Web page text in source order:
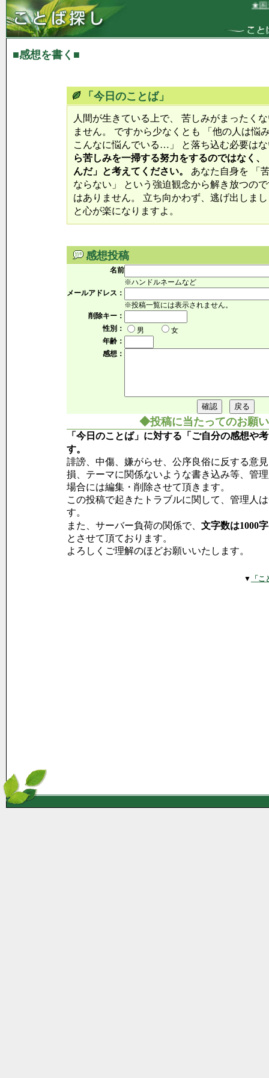
★困難
■感想を書く■
「今日のことば」
人間が生きている上で、 苦しみがまったく
ません。 ですから少なくとも 「他の人は悩
こんなに悩んでいる…」 と落ち込む必要は
ら苦しみを一掃する努力をするのではなく
んだ」と考えてください。
あなた自身を 「
ならない」 という強迫観念から解き放つの
はありません。 立ち向かわず、逃げ出しま
と心が楽になりますよ。
感想投稿
名前
※ハンドルネームなど
メールアドレス：
※投稿一覧には表示されません。
削除キー：
性別：
男
女
年齢：
感想：
◆投稿に当たってのお願
「今日のことば」に対する「ご自分の感想や
す。
誹謗、中傷、嫌がらせ、公序良俗に反する意
損、テーマに関係ないような書き込み等、管
場合には編集・削除させて頂きます。
この投稿で起きたトラブルに関して、管理人
す。
また、サーバー負荷の関係で、 文字数は1000
とさせて頂ております。
よろしくご理解のほどお願いいたします。
▼ 「